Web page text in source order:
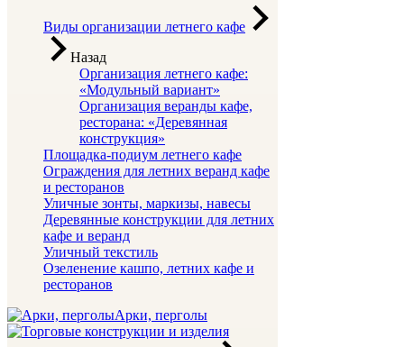
Виды организации летнего кафе
Назад
Организация летнего кафе:
«Модульный вариант»
Организация веранды кафе,
ресторана: «Деревянная
конструкция»
Площадка-подиум летнего кафе
Ограждения для летних веранд кафе
и ресторанов
Уличные зонты, маркизы, навесы
Деревянные конструкции для летних
кафе и веранд
Уличный текстиль
Озеленение кашпо, летних кафе и
ресторанов
Арки, перголы